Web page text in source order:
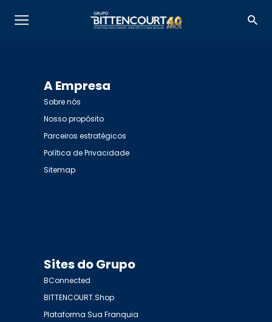
A Empresa
Sobre nós
Nosso propósito
Parceiros estratégicos
Política de Privacidade
Sitemap
Sites do Grupo
BConnected
BITTENCOURT.Shop
Plataforma Sua Franquia